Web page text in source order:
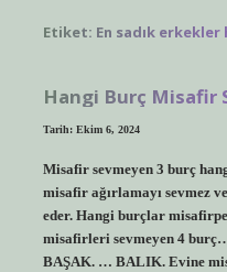
Etiket: En sadık
Hangi Burç Misafir
Tarih: Ekim 6, 2024
Misafir sevmeyen 3 burç
misafir ağırlamayı sevmez
eder. Hangi burçlar
misafirleri sevmeyen 4
BAŞAK. … BALIK. Evine